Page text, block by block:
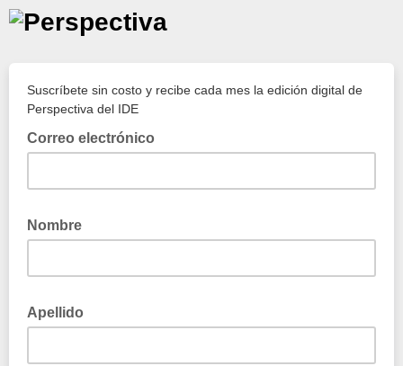
Suscríbete sin costo y recibe cada mes la edición digital de
Perspectiva del IDE
Correo electrónico
Nombre
Apellido